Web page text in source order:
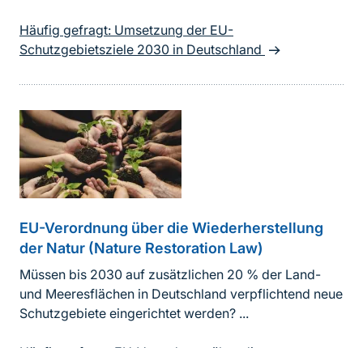
Häufig gefragt: Umsetzung der EU-
Schutzgebietsziele 2030 in Deutschland
EU-Verordnung über die Wiederherstellung
der Natur (Nature Restoration Law)
Müssen bis 2030 auf zusätzlichen 20 % der Land-
und Meeresflächen in Deutschland verpflichtend neue
Schutzgebiete eingerichtet werden? ...